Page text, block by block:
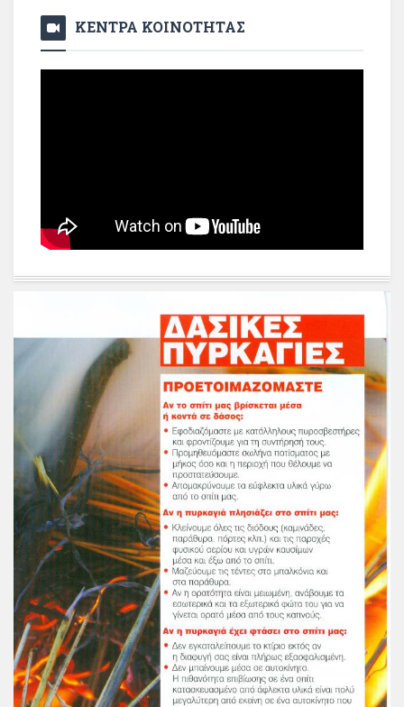
ΚΕΝΤΡΑ ΚΟΙΝΟΤΗΤΑΣ